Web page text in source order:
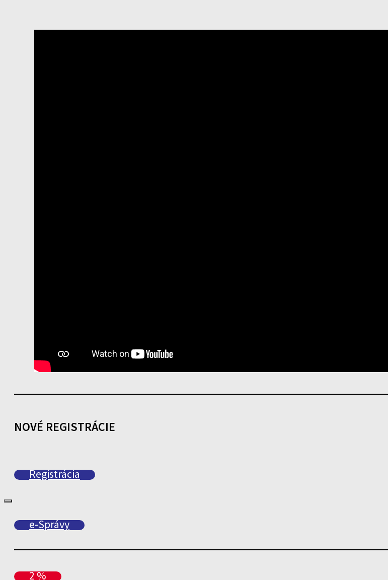
NOVÉ REGISTRÁCIE
Registrácia
e-Správy
2 %